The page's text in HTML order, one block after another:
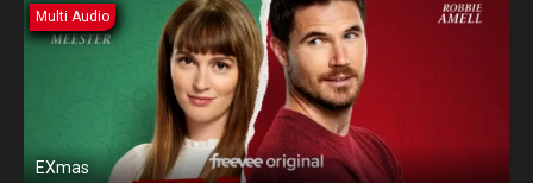
Multi Audio
EXmas